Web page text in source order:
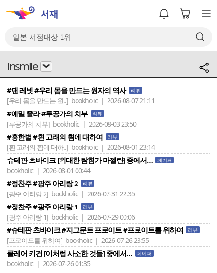
insmile
#댄 레빗 #우리 몸을 만드는 원자의 역사 리뷰
[우리 몸을 만드는 원..] bookholic | 2026-08-07 21:11
#에밀 졸라 #루공가의 치부 리뷰
[루공가의 치부] bookholic | 2026-08-03 23:50
#홍한별 #흰 고래의 흼에 대하여 리뷰
[흰 고래의 흼에 대하..] bookholic | 2026-08-01 23:14
슈테판 츠바이크 [위대한 탐험가 마젤란] 중에서… 페이퍼
bookholic | 2026-08-01 00:44
#정찬주 #광주 아리랑 2 리뷰
[광주 아리랑 2] bookholic | 2026-07-31 22:35
#정찬주 #광주 아리랑 1 리뷰
[광주 아리랑 1] bookholic | 2026-07-29 00:06
#슈테판 츠바이크 #지그문트 프로이트 #프로이트를 위하여 리뷰
[프로이트를 위하여] bookholic | 2026-07-26 23:55
클레어 키건 [이처럼 사소한 것들] 중에서… 페이퍼
bookholic | 2026-07-26 01:35